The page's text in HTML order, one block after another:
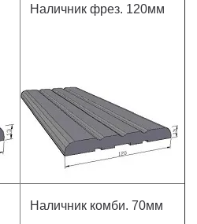
Наличник фрез. 120мм
Наличник комби. 70мм